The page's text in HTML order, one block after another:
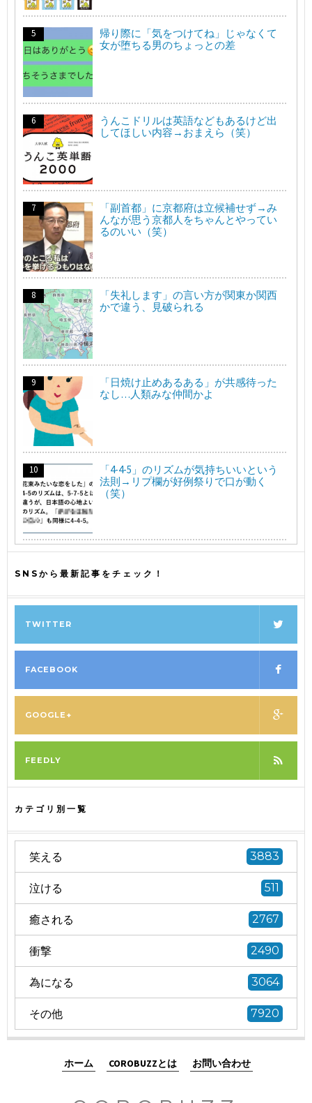
帰り際に「気をつけてね」じゃなくて
女が堕ちる男のちょっとの差
うんこドリルは英語などもあるけど出
してほしい内容→おまえら（笑）
「副首都」に京都府は立候補せず→み
んなが思う京都人をちゃんとやってい
るのいい（笑）
「失礼します」の言い方が関東か関西
かで違う、見破られる
「日焼け止めあるある」が共感待った
なし…人類みな仲間かよ
「4-4-5」のリズムが気持ちいいという
法則→リプ欄が好例祭りで口が動く
（笑）
SNSから最新記事をチェック！
TWITTER
FACEBOOK
GOOGLE+
FEEDLY
カテゴリ別一覧
笑える 3883
泣ける 511
癒される 2767
衝撃 2490
為になる 3064
その他 7920
ホーム COROBUZZとは お問い合わせ